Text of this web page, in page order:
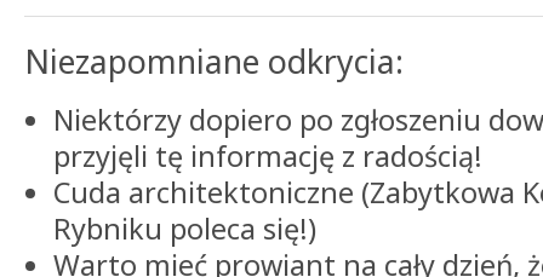
Niezapomniane odkrycia:
Niektórzy dopiero po zgłoszeniu
przyjęli tę informację z radością!
Cuda architektoniczne (Zabytkowa
Rybniku poleca się!)
Warto mieć prowiant na cały dzień,